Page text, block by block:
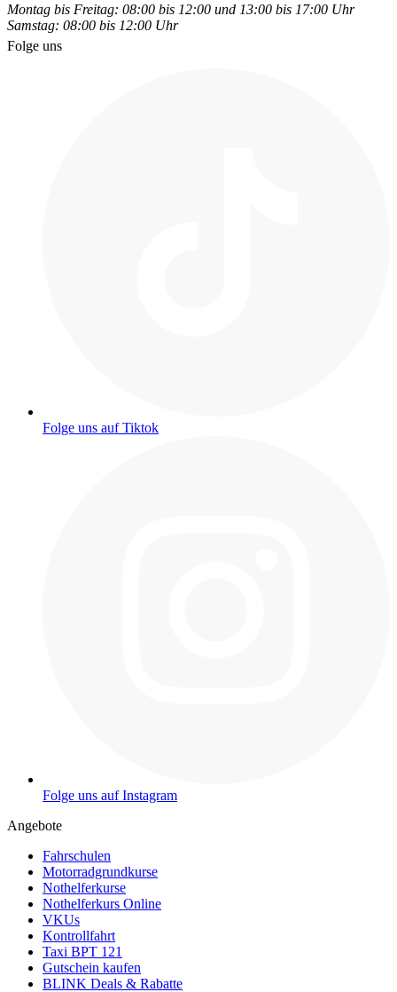
Montag bis Freitag: 08:00 bis 12:00 und 13:00 bis 17:00 Uhr
Samstag: 08:00 bis 12:00 Uhr
Folge uns
Folge uns auf Tiktok
Folge uns auf Instagram
Angebote
Fahrschulen
Motorradgrundkurse
Nothelferkurse
Nothelferkurs Online
VKUs
Kontrollfahrt
Taxi BPT 121
Gutschein kaufen
BLINK Deals & Rabatte